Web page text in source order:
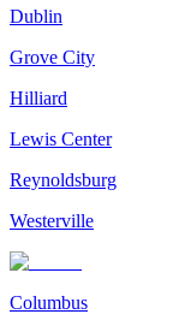
Dublin
Grove City
Hilliard
Lewis Center
Reynoldsburg
Westerville
Columbus